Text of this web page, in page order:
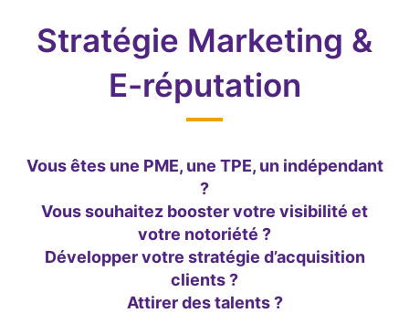
Stratégie Marketing &
E-réputation
Vous êtes une PME, une TPE, un indépendant
?
Vous souhaitez booster votre visibilité et
votre notoriété ?
Développer votre stratégie d’acquisition
clients ?
Attirer des talents ?